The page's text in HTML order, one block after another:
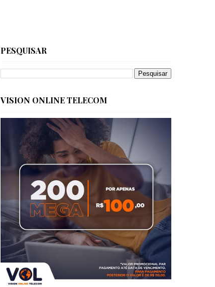
PESQUISAR
VISION ONLINE TELECOM